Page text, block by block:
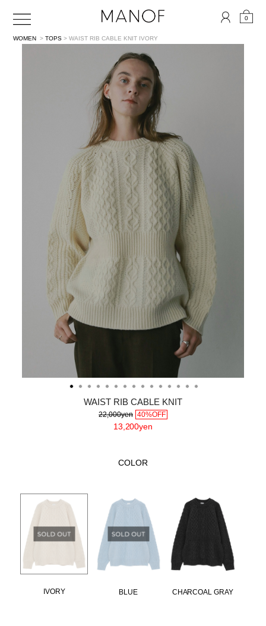
0
WOMEN >TOPS > WAIST RIB CABLE KNIT IVORY
WAIST RIB CABLE KNIT
22,000yen 40%OFF
13,200yen
COLOR
IVORY BLUE CHARCOAL GRAY